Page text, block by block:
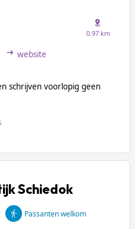
0.97 km
website
schrijven voorlopig geen
Schiedok
Passanten welkom